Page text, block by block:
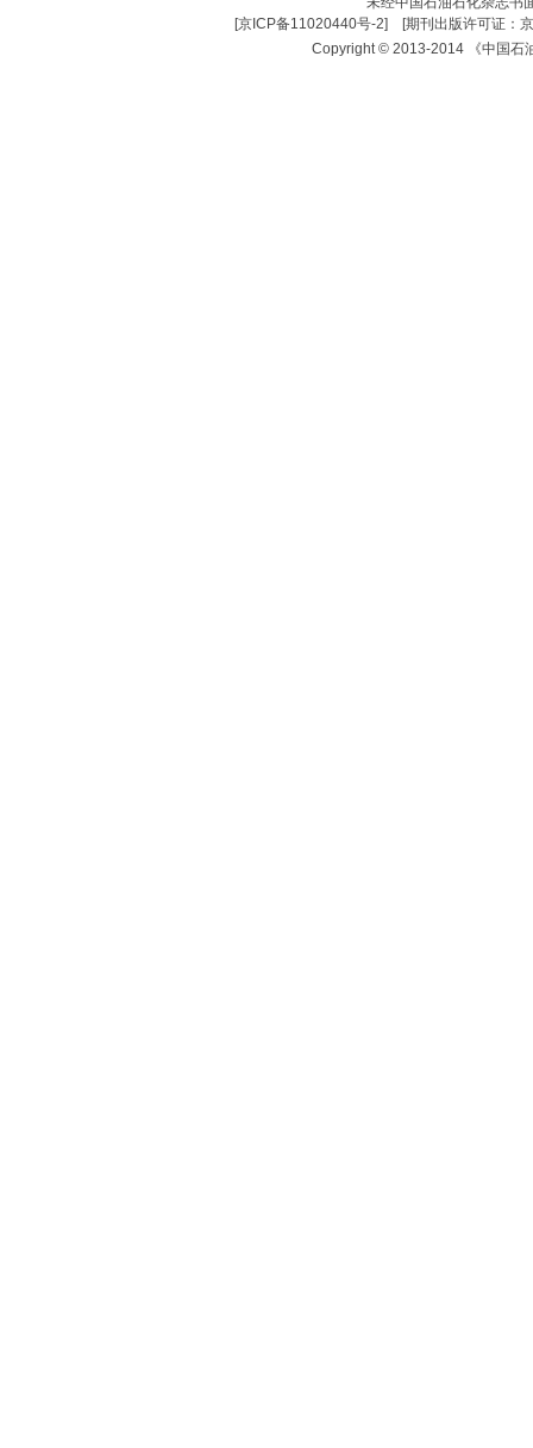
[京ICP备11020440号-2] [期刊出版许可证：
Copyright © 2013-2014 《中国石